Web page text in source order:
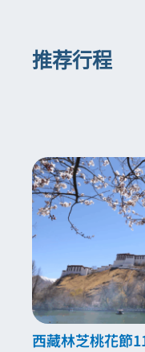
推荐行程
西藏林芝桃花節